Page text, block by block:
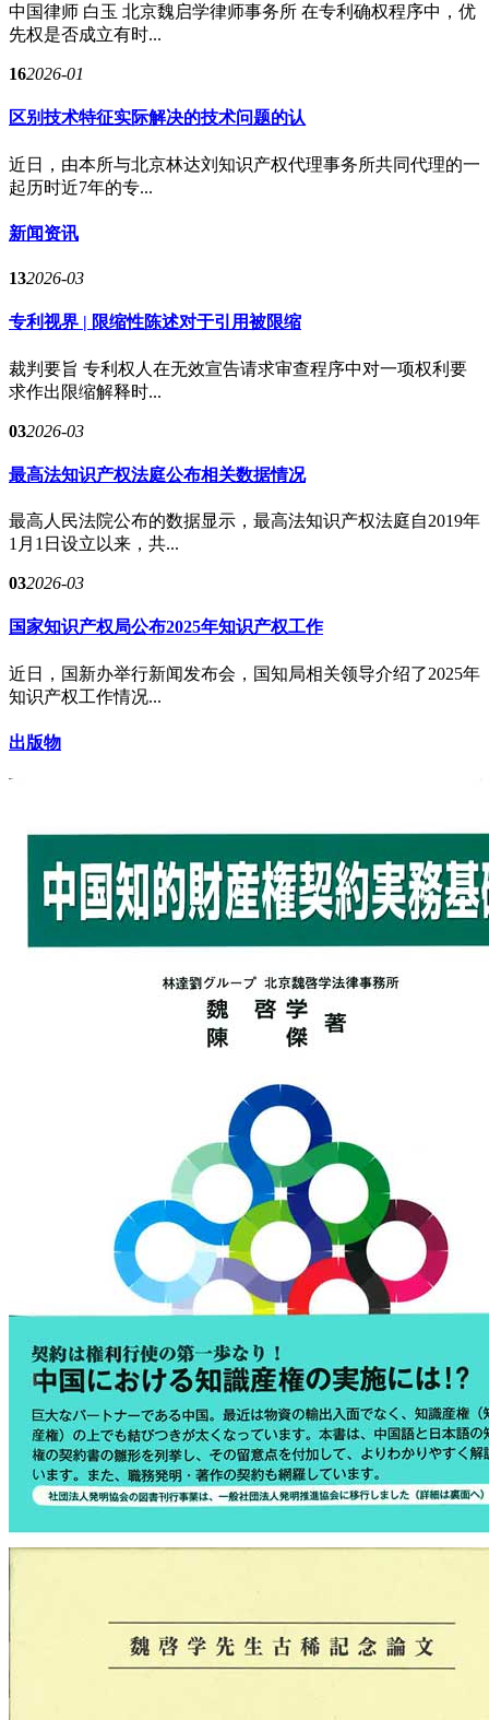
中国律师 白玉 北京魏启学律师事务所 在专利确权程序中，优
先权是否成立有时...
162026-01
区别技术特征实际解决的技术问题的认
近日，由本所与北京林达刘知识产权代理事务所共同代理的一
起历时近7年的专...
新闻资讯
132026-03
专利视界 | 限缩性陈述对于引用被限缩
裁判要旨 专利权人在无效宣告请求审查程序中对一项权利要
求作出限缩解释时...
032026-03
最高法知识产权法庭公布相关数据情况
最高人民法院公布的数据显示，最高法知识产权法庭自2019年
1月1日设立以来，共...
032026-03
国家知识产权局公布2025年知识产权工作
近日，国新办举行新闻发布会，国知局相关领导介绍了2025年
知识产权工作情况...
出版物